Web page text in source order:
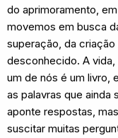
do aprimoramento,
movemos em busca
superação, da
desconhecido. A
um de nós é um livro,
as palavras que
aponte respostas,
suscitar muitas